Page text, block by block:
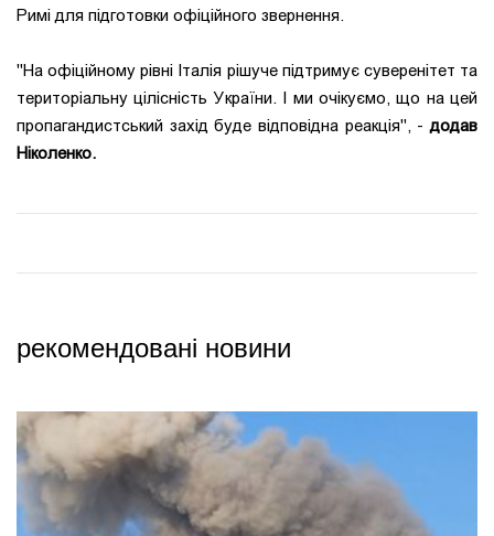
Римі для підготовки офіційного звернення.
"На офіційному рівні Італія рішуче підтримує суверенітет та
територіальну цілісність України. І ми очікуємо, що на цей
пропагандистський захід буде відповідна реакція", -додав
Ніколенко.
рекомендовані новини